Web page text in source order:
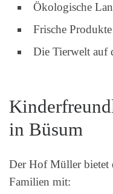
Ökologische
Frische
Die Tierwelt auf
in Büsum
Der Hof Müller bietet
Familien mit: